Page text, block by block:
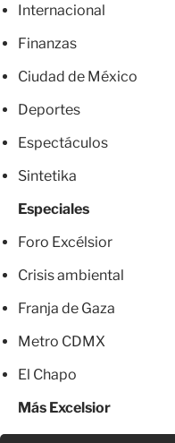
Internacional
Finanzas
Ciudad de México
Deportes
Espectáculos
Sintetika
Especiales
Foro Excélsior
Crisis ambiental
Franja de Gaza
Metro CDMX
El Chapo
Más Excelsior